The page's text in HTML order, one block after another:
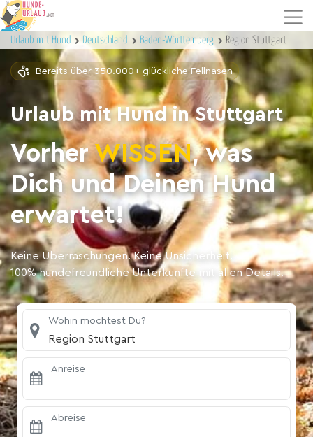
Urlaub mit Hund Deutschland Baden-Württemberg Region Stuttgart
Bereits über 350.000+ glückliche Fellnasen
Urlaub mit Hund in Stuttgart
VorherWISSEN, was
Dich und Deinen Hund
erwartet!
Keine Überraschungen. Keine Unsicherheit.
100% hundefreundliche Unterkünfte mit allen Details.
Wohin möchtest Du?
Region Stuttgart
Anreise
Abreise